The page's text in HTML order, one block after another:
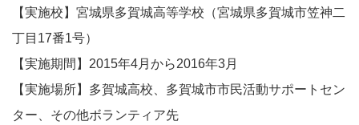
【実施校】宮城県多賀城高等学校（宮城県多賀城市笠神二
丁目17番1号）
【実施期間】2015年4月から2016年3月
【実施場所】多賀城高校、多賀城市市民活動サポートセン
ター、その他ボランティア先